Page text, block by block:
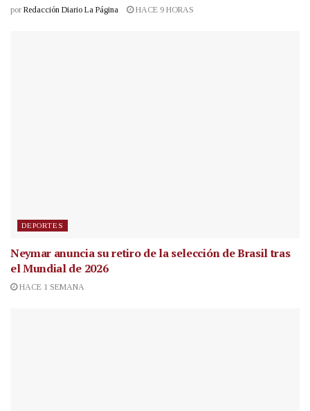
por Redacción Diario La Página HACE 9 HORAS
DEPORTES
Neymar anuncia su retiro de la selección de Brasil tras
el Mundial de 2026
HACE 1 SEMANA